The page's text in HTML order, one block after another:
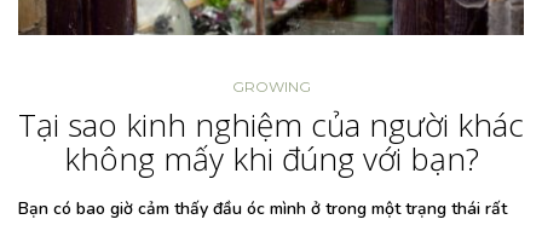
GROWING
Tại sao kinh nghiệm của người khác
không mấy khi đúng với bạn?
Bạn có bao giờ cảm thấy đầu óc mình ở trong một trạng thái rất